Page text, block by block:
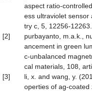
aspect ratio-
ess ultraviolet sensor
try c, 5, 12256-12263.
[2]
purbayanto, m.a.k.,
ancement in green
c-unbalanced
cal materials, 108,
[3]
li, x. and wang, y.
operties of ag-coated